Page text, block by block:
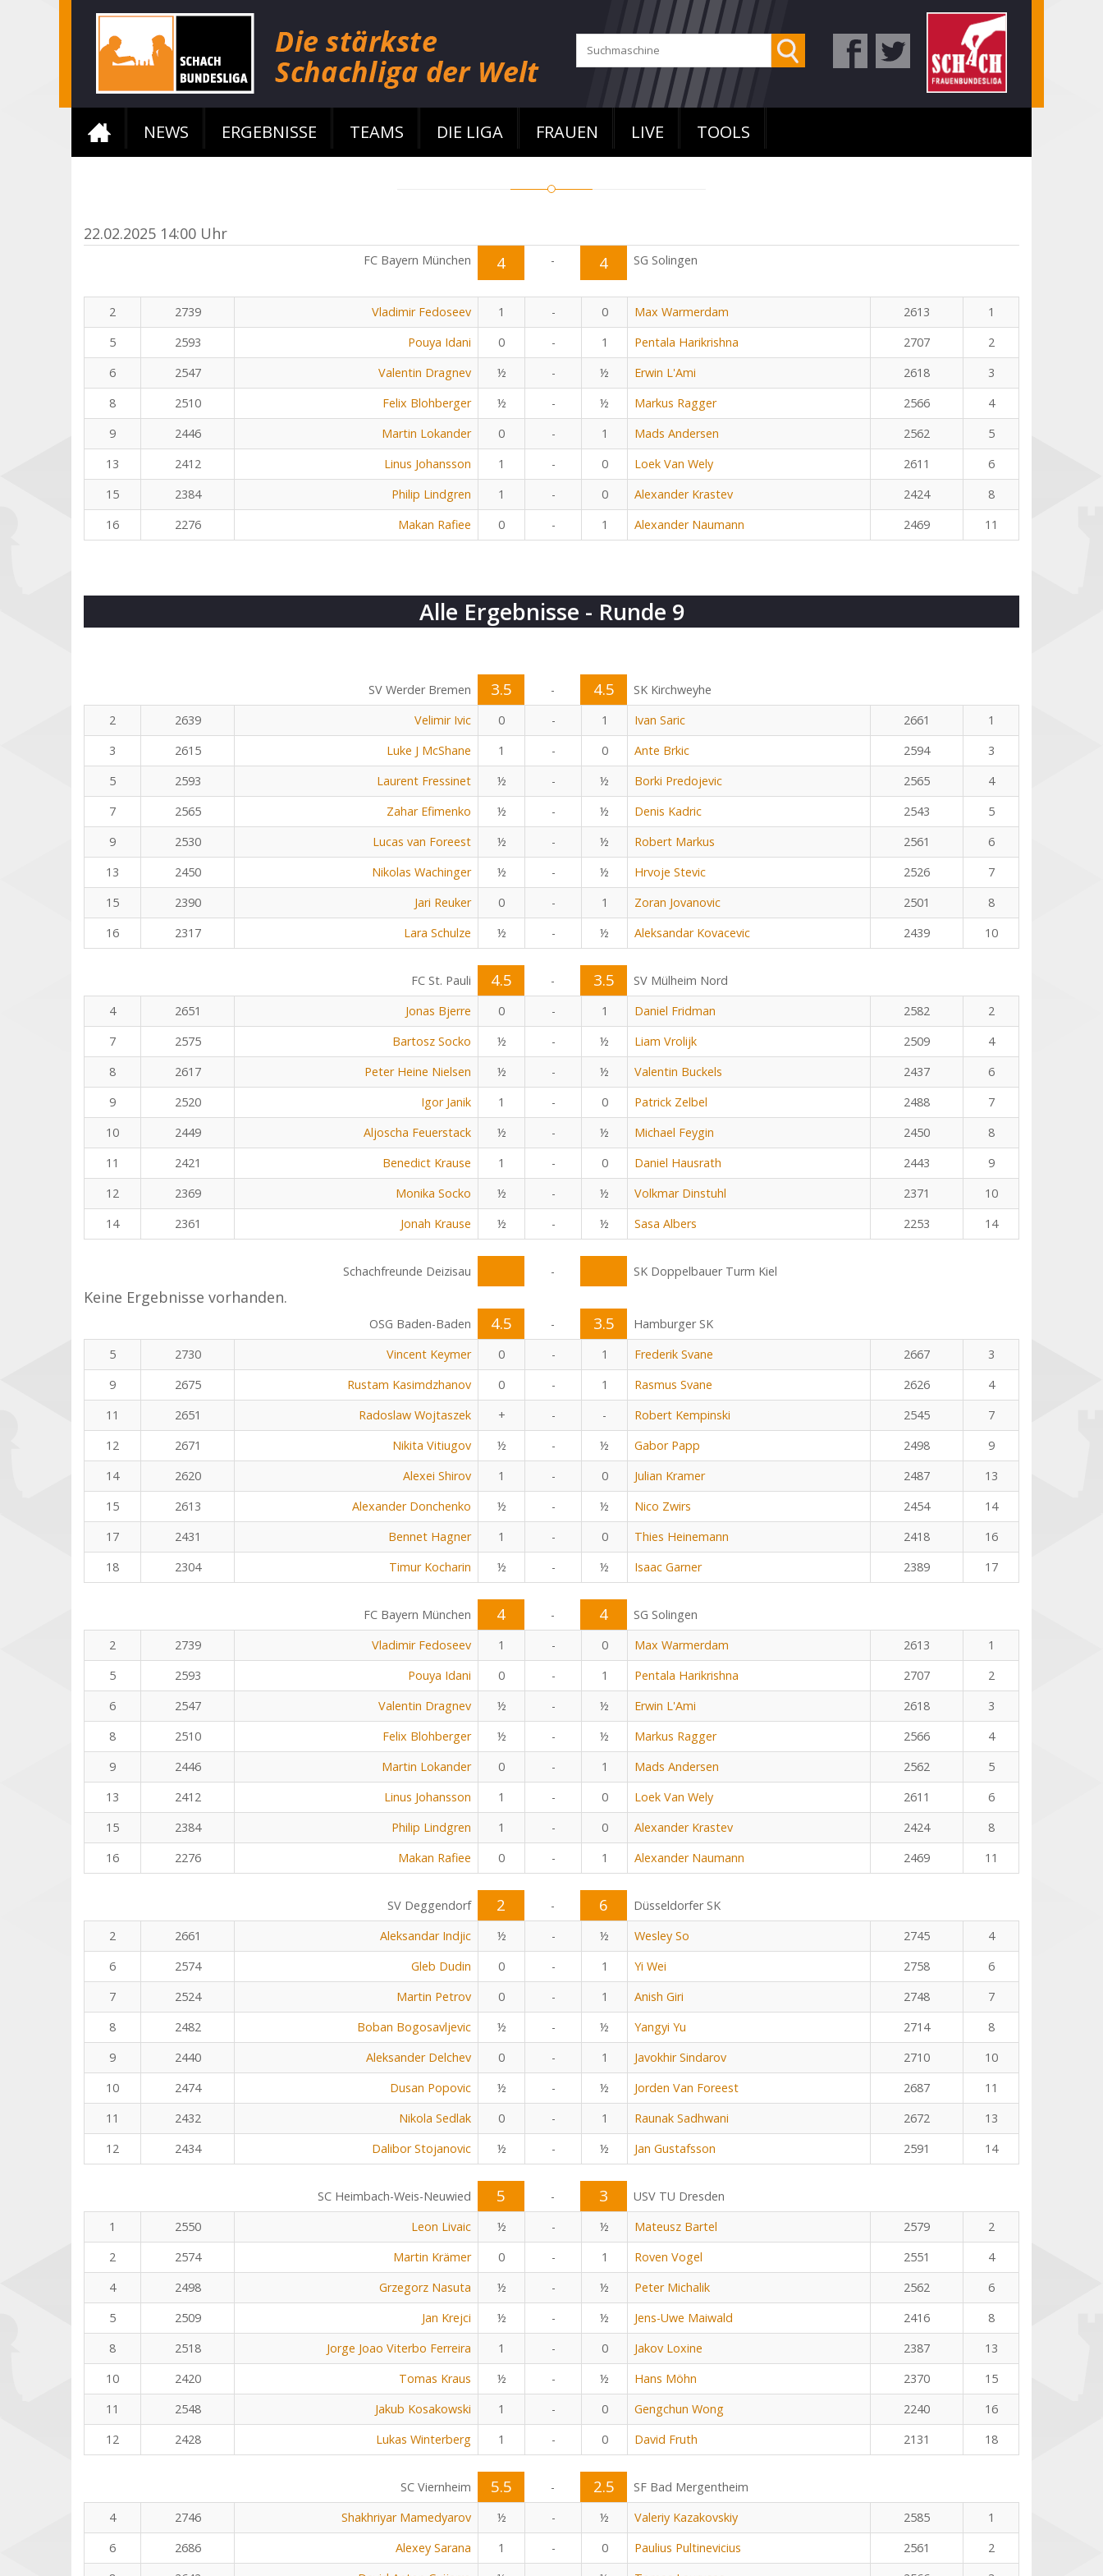
NEWS ERGEBNISSE TEAMS DIE LIGA FRAUEN LIVE TOOLS
22.02.2025 14:00 Uhr
FC Bayern München 4 - 4 SG Solingen
2 2739 Vladimir Fedoseev 1 - 0 Max Warmerdam 2613
1
5
2593 Pouya Idani 0 - 1 Pentala Harikrishna 2707
2
6
2547 Valentin Dragnev ½ - ½ Erwin L'Ami 2618
3
8
2510 Felix Blohberger ½ - ½ Markus Ragger 2566
4
9
2446 Martin Lokander 0 - 1 Mads Andersen 2562
5
13
2412 Linus Johansson 1 - 0 Loek Van Wely 2611
6
15
2384 Philip Lindgren 1 - 0 Alexander Krastev 2424
8
16
2276 Makan Rafiee 0 - 1 Alexander Naumann 2469 11
Alle Ergebnisse - Runde 9
SV Werder Bremen 3.5 - 4.5
SK Kirchweyhe
2
2639 Velimir Ivic 0 - 1 Ivan Saric 2661
1
3
2615 Luke J McShane 1 - 0 Ante Brkic 2594
3
5
2593 Laurent Fressinet ½ - ½ Borki Predojevic 2565
4
7
2565 Zahar Efimenko ½ - ½ Denis Kadric 2543
5
9
2530 Lucas van Foreest ½ - ½ Robert Markus 2561
6
13
2450 Nikolas Wachinger ½ - ½ Hrvoje Stevic 2526
7
15
2390 Jari Reuker 0 - 1 Zoran Jovanovic 2501
8
16
2317 Lara Schulze ½ - ½ Aleksandar Kovacevic 2439 10
FC St. Pauli 4.5 - 3.5
SV Mülheim Nord
4
2651 Jonas Bjerre 0 - 1 Daniel Fridman 2582
2
7
2575 Bartosz Socko ½ - ½ Liam Vrolijk 2509
4
8
2617 Peter Heine Nielsen ½ - ½ Valentin Buckels 2437
6
9
2520 Igor Janik 1 - 0 Patrick Zelbel 2488
7
10
2449 Aljoscha Feuerstack ½ - ½ Michael Feygin 2450
8
11
2421 Benedict Krause 1 - 0 Daniel Hausrath 2443
9
12
2369 Monika Socko ½ - ½ Volkmar Dinstuhl 2371
10
14
2361 Jonah Krause ½ - ½ Sasa Albers 2253 14
Schachfreunde Deizisau - SK Doppelbauer Turm Kiel
Keine Ergebnisse vorhanden.
OSG Baden-Baden 4.5 - 3.5
Hamburger SK
5
2730 Vincent Keymer 0 - 1 Frederik Svane 2667
3
9
2675 Rustam Kasimdzhanov 0 - 1 Rasmus Svane 2626
4
11
2651 Radoslaw Wojtaszek + - - Robert Kempinski 2545
7
12
2671 Nikita Vitiugov ½ - ½ Gabor Papp 2498
9
14
2620 Alexei Shirov 1 - 0 Julian Kramer 2487
13
15
2613 Alexander Donchenko ½ - ½ Nico Zwirs 2454
14
17
2431 Bennet Hagner 1 - 0 Thies Heinemann 2418
16
18
2304 Timur Kocharin ½ - ½ Isaac Garner 2389 17
FC Bayern München 4 - 4
SG Solingen
2
2739 Vladimir Fedoseev 1 - 0 Max Warmerdam 2613
1
5
2593 Pouya Idani 0 - 1 Pentala Harikrishna 2707
2
6
2547 Valentin Dragnev ½ - ½ Erwin L'Ami 2618
3
8
2510 Felix Blohberger ½ - ½ Markus Ragger 2566
4
9
2446 Martin Lokander 0 - 1 Mads Andersen 2562
5
13
2412 Linus Johansson 1 - 0 Loek Van Wely 2611
6
15
2384 Philip Lindgren 1 - 0 Alexander Krastev 2424
8
16
2276 Makan Rafiee 0 - 1 Alexander Naumann 2469 11
SV Deggendorf 2 - 6
Düsseldorfer SK
2
2661 Aleksandar Indjic ½ - ½ Wesley So 2745
4
6
2574 Gleb Dudin 0 - 1 Yi Wei 2758
6
7
2524 Martin Petrov 0 - 1 Anish Giri 2748
7
8
2482 Boban Bogosavljevic ½ - ½ Yangyi Yu 2714
8
9
2440 Aleksander Delchev 0 - 1 Javokhir Sindarov 2710
10
10
2474 Dusan Popovic ½ - ½ Jorden Van Foreest 2687
11
11
2432 Nikola Sedlak 0 - 1 Raunak Sadhwani 2672
13
12
2434 Dalibor Stojanovic ½ - ½ Jan Gustafsson 2591 14
SC Heimbach-Weis-Neuwied 5 - 3
USV TU Dresden
1
2550 Leon Livaic ½ - ½ Mateusz Bartel 2579
2
2
2574 Martin Krämer 0 - 1 Roven Vogel 2551
4
4
2498 Grzegorz Nasuta ½ - ½ Peter Michalik 2562
6
5
2509 Jan Krejci ½ - ½ Jens-Uwe Maiwald 2416
8
8
2518 Jorge Joao Viterbo Ferreira 1 - 0 Jakov Loxine 2387
13
10
2420 Tomas Kraus ½ - ½ Hans Möhn 2370
15
11
2548 Jakub Kosakowski 1 - 0 Gengchun Wong 2240
16
12
2428 Lukas Winterberg 1 - 0 David Fruth 2131 18
SC Viernheim 5.5 - 2.5
SF Bad Mergentheim
4
2746 Shakhriyar Mamedyarov ½ - ½ Valeriy Kazakovskiy 2585
1
6
2686 Alexey Sarana 1 - 0 Paulius Pultinevicius 2561
2